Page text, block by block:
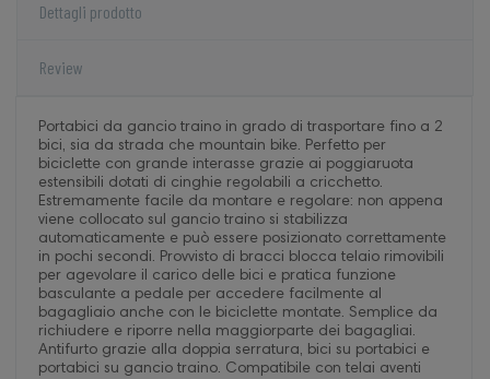
Dettagli prodotto
Review
Portabici da gancio traino in grado di trasportare fino a 2
bici, sia da strada che mountain bike. Perfetto per
biciclette con grande interasse grazie ai poggiaruota
estensibili dotati di cinghie regolabili a cricchetto.
Estremamente facile da montare e regolare: non appena
viene collocato sul gancio traino si stabilizza
automaticamente e può essere posizionato correttamente
in pochi secondi. Provvisto di bracci blocca telaio rimovibili
per agevolare il carico delle bici e pratica funzione
basculante a pedale per accedere facilmente al
bagagliaio anche con le biciclette montate. Semplice da
richiudere e riporre nella maggiorparte dei bagagliai.
Antifurto grazie alla doppia serratura, bici su portabici e
portabici su gancio traino. Compatibile con telai aventi